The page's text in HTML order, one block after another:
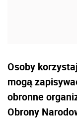
Osoby
mogą
obronne
Obrony